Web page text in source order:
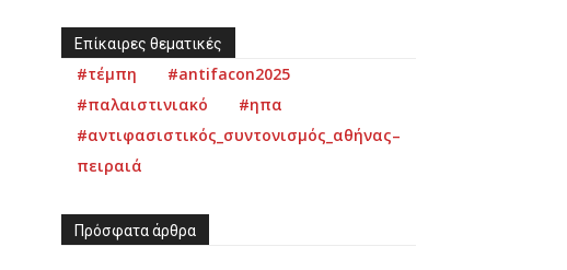
Επίκαιρες θεματικές
#τέμπη
#antifacon2025
#παλαιστινιακό
#ηπα
#αντιφασιστικός_συντονισμός_αθήνας–
πειραιά
Πρόσφατα άρθρα